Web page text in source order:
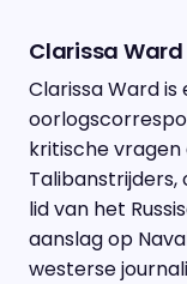
Clarissa Ward
Clarissa Ward
kritische
lid van het
aanslag op
westerse